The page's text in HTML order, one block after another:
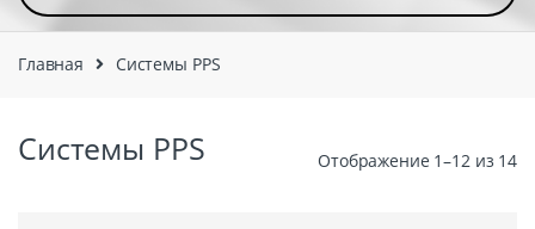
Главная Системы PPS
Системы PPS Отображение 1–12 из 14